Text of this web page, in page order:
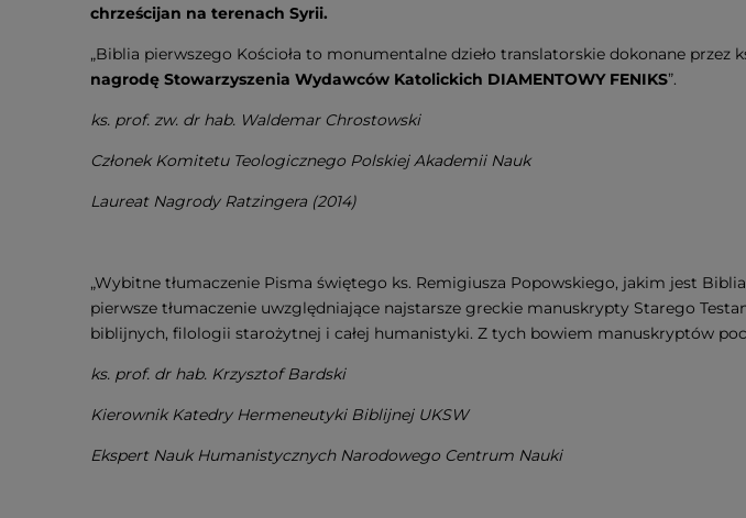
chrześcijan na terenach Syrii.
„Biblia pierwszego Kościoła to monumentalne dzieło translatorskie dokonane
nagrodę Stowarzyszenia Wydawców Katolickich DIAMENTOWY FENIKS”.
ks. prof. zw. dr hab. Waldemar Chrostowski
Członek Komitetu Teologicznego Polskiej Akademii Nauk
Laureat Nagrody Ratzingera (2014)
„Wybitne tłumaczenie Pisma świętego ks. Remigiusza Popowskiego, jakim jest
pierwsze tłumaczenie uwzględniające najstarsze greckie manuskrypty Starego
biblijnych, filologii starożytnej i całej humanistyki. Z tych bowiem manuskryptów
ks. prof. dr hab. Krzysztof Bardski
Kierownik Katedry Hermeneutyki Biblijnej UKSW
Ekspert Nauk Humanistycznych Narodowego Centrum Nauki